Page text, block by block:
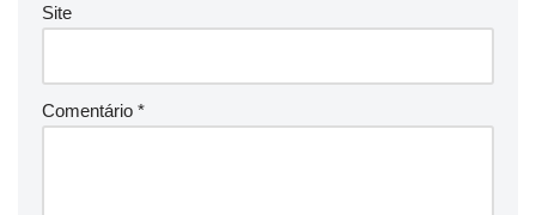
Site
Comentário *